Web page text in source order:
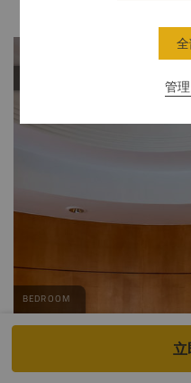
管